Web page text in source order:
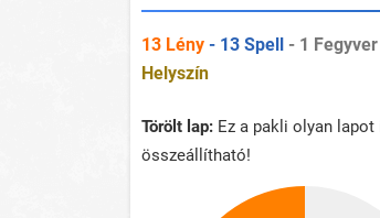
13 Lény - 13 Spell - 1 Fegyver
Helyszín
Törölt lap: Ez a pakli olyan
összeállítható!